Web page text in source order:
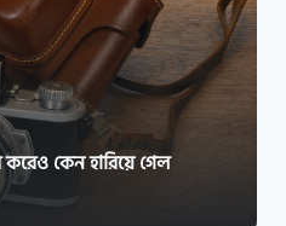
করেও কেন হারিয়ে গেল